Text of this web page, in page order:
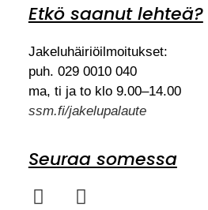
Etkö saanut lehteä?
Jakeluhäiriöilmoitukset:
puh. 029 0010 040
ma, ti ja to klo 9.00–14.00
ssm.fi/jakelupalaute
Seuraa somessa